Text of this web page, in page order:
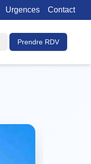
Urgences Contact
Prendre RDV